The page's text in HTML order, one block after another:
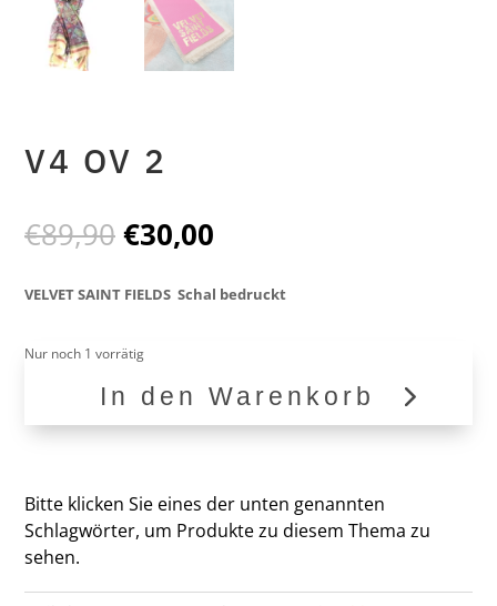
V4 OV 2
€89,90Ursprünglicher
Preis
war:
€89,90
€30,00
ist:
€30,00.
VELVET SAINT FIELDS Schal bedruckt
Nur noch 1 vorrätig
In den Warenkorb
Bitte klicken Sie eines der unten genannten
Schlagwörter, um Produkte zu diesem Thema zu
sehen.